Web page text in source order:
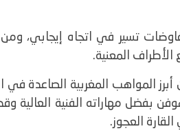
تسير في اتجاه إيجابي،
الأطراف المعنية.
المواهب المغربية الصاعدة
بفضل مهاراته الفنية
العجوز.